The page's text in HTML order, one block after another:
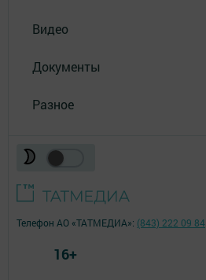
Видео
Документы
Разное
Телефон АО «ТАТМЕДИА»: (843) 222 09 84
16+